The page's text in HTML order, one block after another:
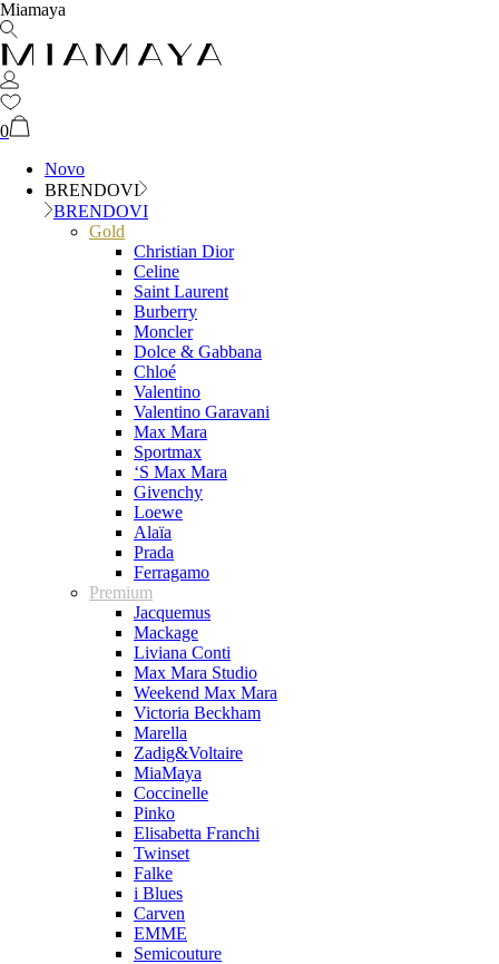
Miamaya
0
Novo
BRENDOVI
BRENDOVI
Gold
Christian Dior
Celine
Saint Laurent
Burberry
Moncler
Dolce & Gabbana
Chloé
Valentino
Valentino Garavani
Max Mara
Sportmax
‘S Max Mara
Givenchy
Loewe
Alaïa
Prada
Ferragamo
Premium
Jacquemus
Mackage
Liviana Conti
Max Mara Studio
Weekend Max Mara
Victoria Beckham
Marella
Zadig&Voltaire
MiaMaya
Coccinelle
Pinko
Elisabetta Franchi
Twinset
Falke
i Blues
Carven
EMME
Semicouture